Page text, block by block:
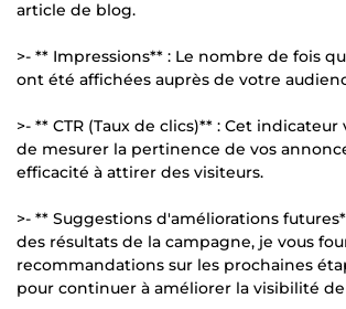
article de blog.
>- ** Impressions** : Le nombre de fois
ont été affichées auprès de votre
>- ** CTR (Taux de clics)** : Cet
de mesurer la pertinence de vos
efficacité à attirer des visiteurs.
>- ** Suggestions d'améliorations
des résultats de la campagne, je vous
recommandations sur les prochaines
pour continuer à améliorer la visibilité de